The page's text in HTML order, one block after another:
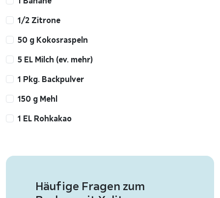
1/2 Zitrone
50 g Kokosraspeln
5 EL Milch (ev. mehr)
1 Pkg. Backpulver
150 g Mehl
1 EL Rohkakao
Häufige Fragen zum